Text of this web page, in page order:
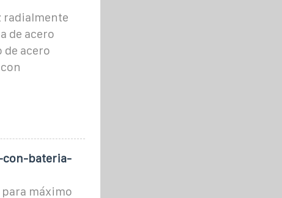
radialmente
de acero
de acero
bateria-
máximo